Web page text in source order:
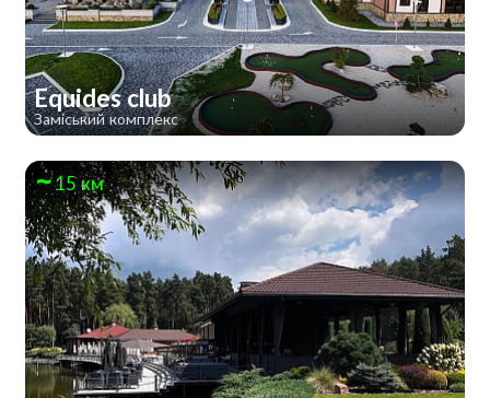
Equides club
Заміський комплекс
15 км